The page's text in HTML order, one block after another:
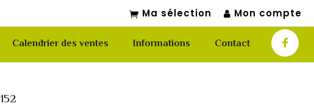
Ma sélection Mon compte
Calendrier des ventes Informations Contact
152